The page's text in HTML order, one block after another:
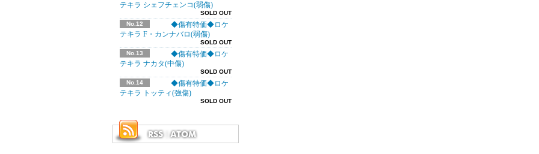
テキラ シェフチェンコ(弱傷)
SOLD OUT
No.12
◆傷有特価◆ロケ
テキラ F・カンナバロ(弱傷)
SOLD OUT
No.13
◆傷有特価◆ロケ
テキラ ナカタ(中傷)
SOLD OUT
No.14
◆傷有特価◆ロケ
テキラ トッティ(強傷)
SOLD OUT